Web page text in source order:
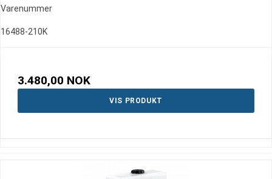
Varenummer
16488-210K
3.480,00 NOK
VIS PRODUKT